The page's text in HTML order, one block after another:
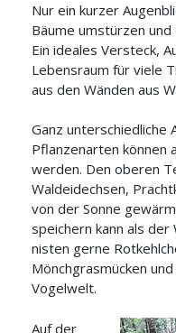
Nur ein kurzer
Bäume umstürzen
Ein ideales Versteck,
Lebensraum für viele
aus den Wänden aus
Ganz unterschiedliche
Pflanzenarten können
werden. Den oberen
Waldeidechsen,
von der Sonne
speichern kann als
nisten gerne
Mönchgrasmücken
Vogelwelt.
Auf der